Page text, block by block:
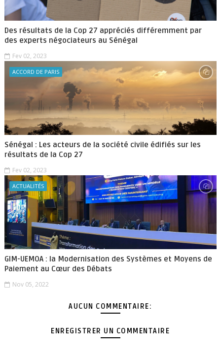
Des résultats de la Cop 27 appréciés différemment par
des experts négociateurs au Sénégal
Fev 02, 2023
ACCORD DE PARIS
Sénégal : Les acteurs de la société civile édifiés sur les
résultats de la Cop 27
Fev 02, 2023
ACTUALITÉS
GIM-UEMOA : la Modernisation des Systèmes et Moyens de
Paiement au Cœur des Débats
Nov 05, 2022
AUCUN COMMENTAIRE:
ENREGISTRER UN COMMENTAIRE